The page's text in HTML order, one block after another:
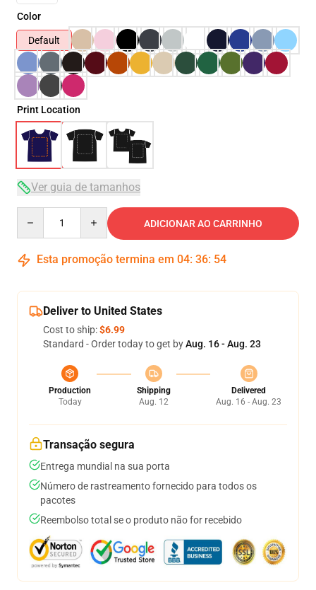
Color
Default
Print Location
Ver guia de tamanhos
ADICIONAR AO CARRINHO
Esta promoção termina em 04: 36: 54
Deliver to United States
Cost to ship:$6.99
Standard - Order today to get byAug. 16 - Aug. 23
Production
Today
Shipping
Aug. 12
Delivered
Aug. 16 - Aug. 23
Transação segura
Entrega mundial na sua porta
Número de rastreamento fornecido para todos os
pacotes
Reembolso total se o produto não for recebido